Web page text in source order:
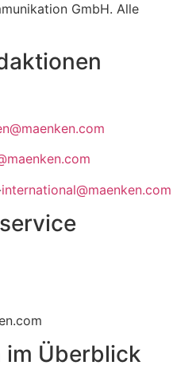
GmbH. Alle
international@maenken.com
Überblick